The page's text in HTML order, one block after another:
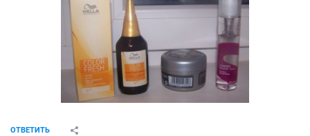
ОТВЕТИТЬ